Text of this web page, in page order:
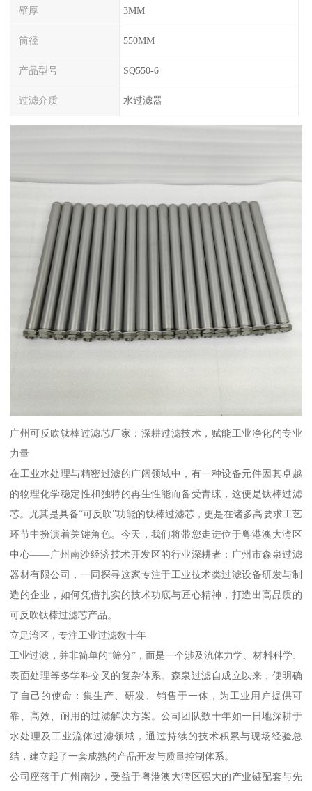
壁厚 3MM
筒径 550MM
产品型号 SQ550-6
过滤介质 水过滤器
广州可反吹钛棒过滤芯厂家：深耕过滤技术，赋能工业净化的专业
力量
在工业水处理与精密过滤的广阔领域中，有一种设备元件因其卓越
的物理化学稳定性和独特的再生性能而备受青睐，这便是钛棒过滤
芯。尤其是具备“可反吹”功能的钛棒过滤芯，更是在诸多高要求工艺
环节中扮演着关键角色。今天，我们将带您走进位于粤港澳大湾区
中心——广州南沙经济技术开发区的行业深耕者：广州市森泉过滤
器材有限公司，一同探寻这家专注于工业技术类过滤设备研发与制
造的企业，如何凭借扎实的技术功底与匠心精神，打造出高品质的
可反吹钛棒过滤芯产品。
立足湾区，专注工业过滤数十年
工业过滤，并非简单的“筛分”，而是一个涉及流体力学、材料科学、
表面处理等多学科交叉的复杂体系。森泉过滤自成立以来，便明确
了自己的使命：集生产、研发、销售于一体，为工业用户提供可
靠、高效、耐用的过滤解决方案。公司团队数十年如一日地深耕于
水处理及工业流体过滤领域，通过持续的技术积累与现场经验总
结，建立起了一套成熟的产品开发与质量控制体系。
公司座落于广州南沙，受益于粤港澳大湾区强大的产业链配套与先